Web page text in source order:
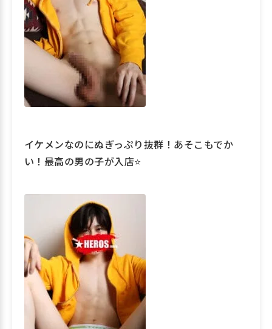
イケメンなのにぬぎっぷり抜群！あそこもでか
い！最高の男の子が入店⭐️